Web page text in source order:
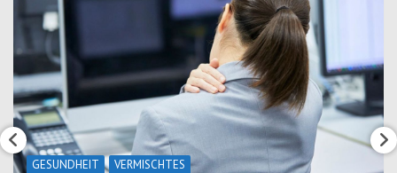
GESUNDHEIT VERMISCHTES